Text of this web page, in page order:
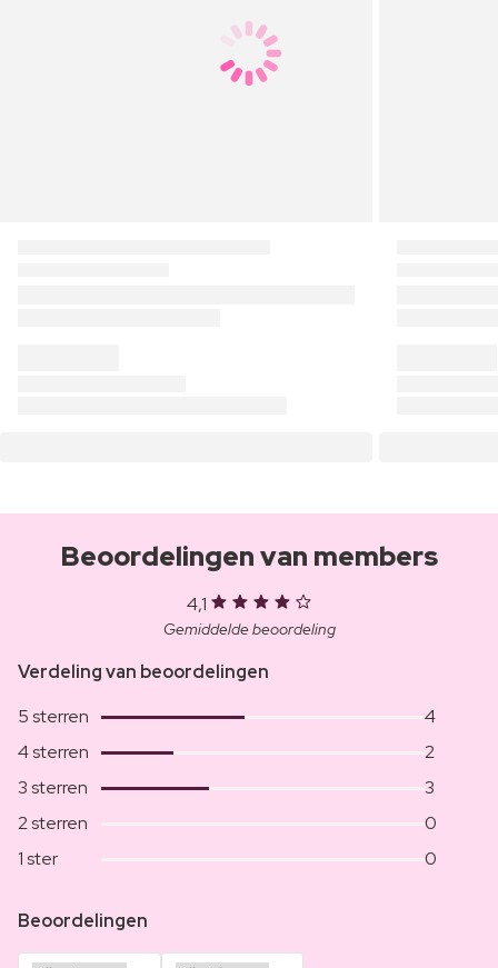
Beoordelingen van members
4,1
Gemiddelde beoordeling
Verdeling van beoordelingen
5 sterren
4
4 sterren
2
3 sterren
3
2 sterren
0
1 ster
0
Beoordelingen